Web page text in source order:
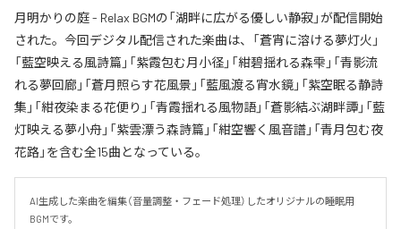
月明かりの庭 - Relax BGMの「湖畔に広がる優しい静寂」が配信開始
された。今回デジタル配信された楽曲は、「蒼宵に溶ける夢灯火」
「藍空映える風詩篇」「紫霞包む月小径」「紺碧揺れる森雫」「青影流
れる夢回廊」「蒼月照らす花風景」「藍風渡る宵水鏡」「紫空眠る静詩
集」「紺夜染まる花便り」「青霞揺れる風物語」「蒼影結ぶ湖畔譚」「藍
灯映える夢小舟」「紫雲漂う森詩篇」「紺空響く風音譜」「青月包む夜
花路」を含む全15曲となっている。
AI生成した楽曲を編集（音量調整・フェード処理）したオリジナルの睡眠用
BGMです。